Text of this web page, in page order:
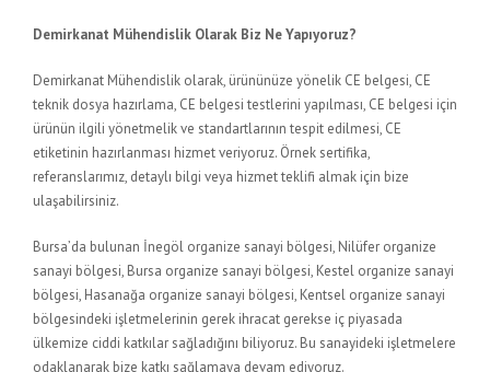
Demirkanat Mühendislik Olarak Biz Ne Yapıyoruz?
Demirkanat Mühendislik olarak, ürününüze yönelik CE belgesi, CE
teknik dosya hazırlama, CE belgesi testlerini yapılması, CE belgesi için
ürünün ilgili yönetmelik ve standartlarının tespit edilmesi, CE
etiketinin hazırlanması hizmet veriyoruz. Örnek sertifika,
referanslarımız, detaylı bilgi veya hizmet teklifi almak için bize
ulaşabilirsiniz.
Bursa’da bulunan İnegöl organize sanayi bölgesi, Nilüfer organize
sanayi bölgesi, Bursa organize sanayi bölgesi, Kestel organize sanayi
bölgesi, Hasanağa organize sanayi bölgesi, Kentsel organize sanayi
bölgesindeki işletmelerinin gerek ihracat gerekse iç piyasada
ülkemize ciddi katkılar sağladığını biliyoruz. Bu sanayideki işletmelere
odaklanarak bize katkı sağlamaya devam ediyoruz.